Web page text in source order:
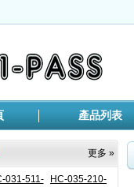
產品列表
更多 »
031-511- HC-035-210-